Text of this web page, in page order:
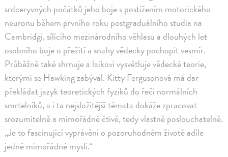
srdceryvných počátků jeho boje s postižením motorického
neuronu během prvního roku postgraduálního studia na
Cambridgi, sílícího mezinárodního věhlasu a dlouhých let
osobního boje o přežití a snahy vědecky pochopit vesmír.
Průběžně také shrnuje a laikovi vysvětluje vědecké teorie,
kterými se Hawking zabýval. Kitty Fergusonová má dar
překládat jazyk teoretických fyziků do řeči normálních
smrtelníků, a i ta nejsložitější témata dokáže zpracovat
srozumitelně a mimořádně čtivě, tedy vlastně poslouchatelně.
„Je to fascinující vyprávění o pozoruhodném životě adíle
jedné mimořádné mysli.“